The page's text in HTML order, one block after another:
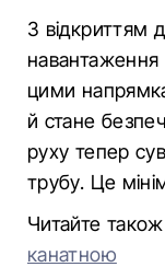
З відкриттям
навантаження
цими
й стане
руху тепер
трубу. Це
Читайте
канатною